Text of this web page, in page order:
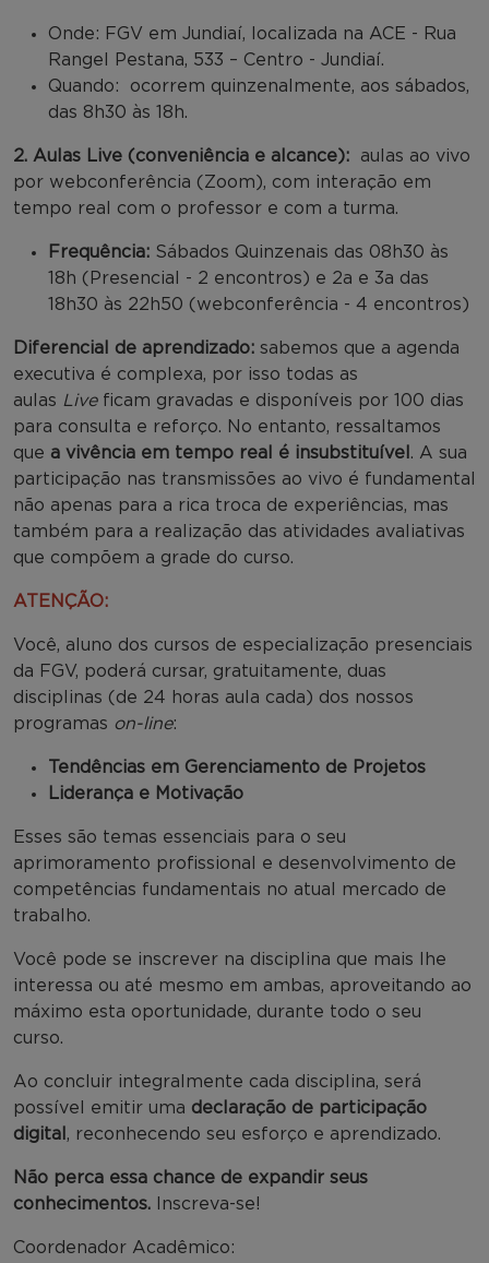
Onde: FGV em Jundiaí, localizada na ACE - Rua
Rangel Pestana, 533 – Centro - Jundiaí.
Quando: ocorrem quinzenalmente, aos sábados,
das 8h30 às 18h.
2. Aulas Live (conveniência e alcance):
aulas ao vivo
por webconferência (Zoom), com interação em
tempo real com o professor e com a turma.
Frequência: Sábados Quinzenais das 08h30 às
18h (Presencial - 2 encontros) e 2a e 3a das
18h30 às 22h50 (webconferência - 4 encontros)
Diferencial de aprendizado: sabemos que a agenda
executiva é complexa, por isso todas as
aulas Liveficam gravadas e disponíveis por 100 dias
para consulta e reforço. No entanto, ressaltamos
que a vivência em tempo real é insubstituível . A sua
participação nas transmissões ao vivo é fundamental
não apenas para a rica troca de experiências, mas
também para a realização das atividades avaliativas
que compõem a grade do curso.
ATENÇÃO:
Você, aluno dos cursos de especialização presenciais
da FGV, poderá cursar, gratuitamente, duas
disciplinas (de 24 horas aula cada) dos nossos
programas on-line:
Tendências em Gerenciamento de Projetos
Liderança e Motivação
Esses são temas essenciais para o seu
aprimoramento profissional e desenvolvimento de
competências fundamentais no atual mercado de
trabalho.
Você pode se inscrever na disciplina que mais lhe
interessa ou até mesmo em ambas, aproveitando ao
máximo esta oportunidade, durante todo o seu
curso.
Ao concluir integralmente cada disciplina, será
possível emitir uma declaração de participação
digital , reconhecendo seu esforço e aprendizado.
Não perca essa chance de expandir seus
conhecimentos. Inscreva-se!
Coordenador Acadêmico: